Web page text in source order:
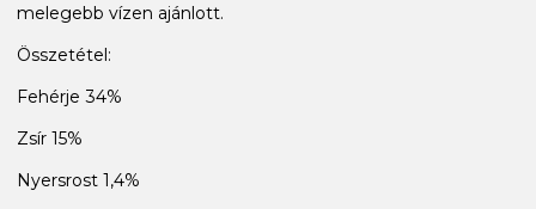
melegebb vízen ajánlott.
Összetétel:
Fehérje 34%
Zsír 15%
Nyersrost 1,4%